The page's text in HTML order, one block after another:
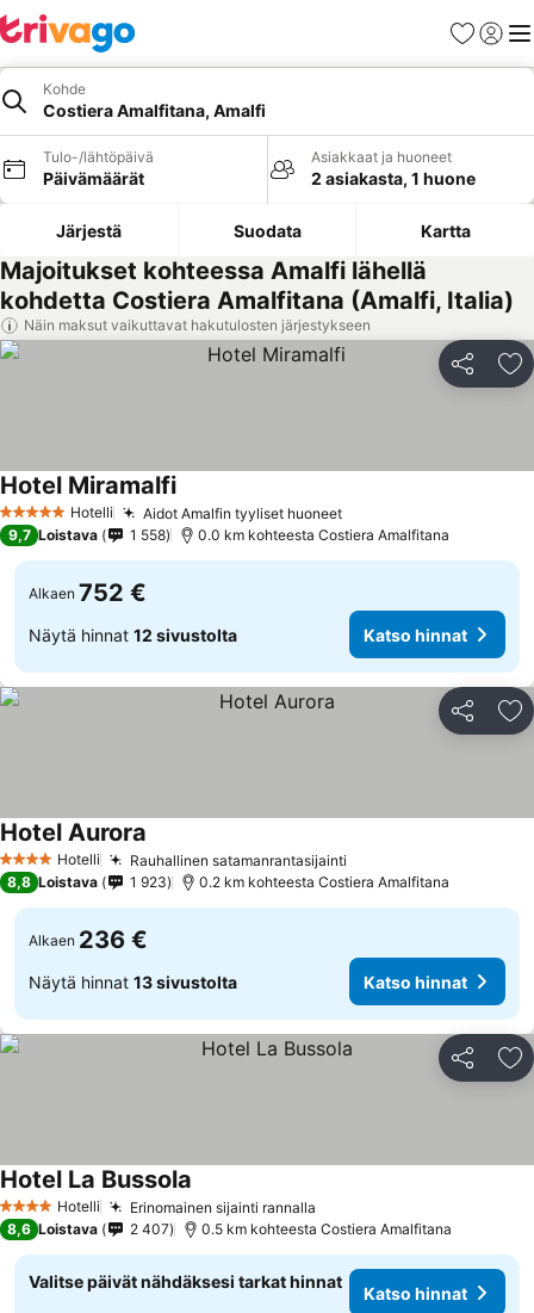
Suosikit
Kohde
Costiera Amalfitana, Amalfi
Tulo-/lähtöpäivä
Päivämäärät
Asiakkaat ja huoneet
2 asiakasta, 1 huone
Järjestä Suodata Kartta
Majoitukset kohteessa Amalfi lähellä
kohdetta Costiera Amalfitana (Amalfi, Italia)
Näin maksut vaikuttavat hakutulosten järjestykseen
Jaa
5 Tähtiluokitus
Hotelli Aidot Amalfin tyyliset huoneetKatso hinnat
Hotel MiramalfiKatso hinnat
9,7 Loistava 1 558 0.0 km kohteesta Costiera Amalfitana
Alkaen 752 €
Näytä hinnat 12 sivustolta Katso hinnat
Jaa
4 Tähtiluokitus
Hotelli Rauhallinen satamanrantasijainti
Hotel Aurora
8,8 Loistava 1 923 0.2 km kohteesta Costiera Amalfitana
Alkaen 236 €
Näytä hinnat 13 sivustolta Katso hinnat
Jaa
4 Tähtiluokitus
Hotelli Erinomainen sijainti rannalla
Hotel La Bussola
8,6 Loistava 2 407 0.5 km kohteesta Costiera Amalfitana
Valitse päivät nähdäksesi tarkat hinnat
Katso hinnat